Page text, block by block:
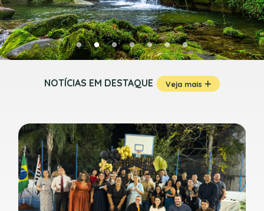
NOTÍCIAS EM DESTAQUE Veja mais